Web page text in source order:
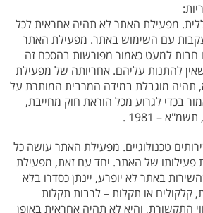
כללית. מפעילת האתר לא תהיה אחראית לכל
עם השימוש באתר. מפעילת האתר
חבות למעט כאמור מפורשות בהסכם זה
להתנות עליהם. אחריותה של מפעילת
מוגבלת במידה המרבית המותרת על
בכדי לגרוע מכל הוראת חוק מחייבת,
– 1981 .
טכנולוגיים. מפעילת האתר עושה כל
פעילותו של האתר. יחד עם זאת, מפעילת
באתר לא יופרע, יינתן כסדרו בלא
קלקולים או תקלות – לרבות תקלות
התקשורת, והיא לא תהיה אחראית באופן